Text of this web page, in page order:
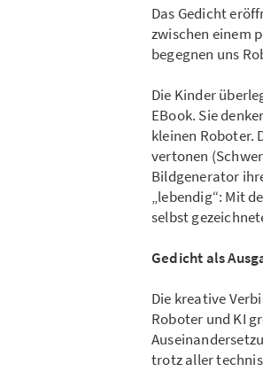
Das Gedicht
zwischen einem
begegnen uns
Die Kinder
EBook. Sie
kleinen Roboter.
vertonen
Bildgenerator
„lebendig“: Mit
selbst
Gedicht als
Die kreative
Roboter und KI
trotz aller